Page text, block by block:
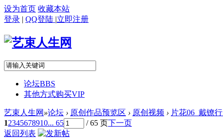
设为首页 收藏本站
登录 | QQ登陆 |立即注册
论坛BBS
其他方式购买VIP
艺束人生网 »论坛 › 原创作品预览区 › 原创视频 › 片花06_戴镣
12345678910... 65 / 65 页下一页
返回列表